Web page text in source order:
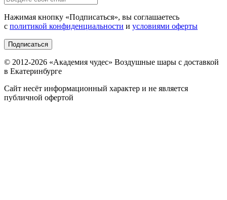
Нажимая кнопку «Подписаться», вы соглашаетесь
с политикой конфиденциальности и условиями оферты
Подписаться
© 2012-2026 «Академия чудес» Воздушные шары с доставкой
в Екатеринбурге
Сайт несёт информационный характер и не является
публичной офертой